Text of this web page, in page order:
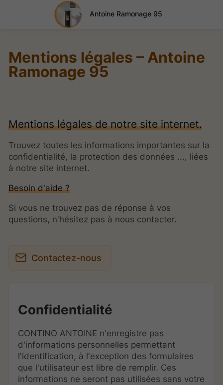
Antoine Ramonage 95
Mentions légales – Antoine
Ramonage 95
Mentions légales de notre site internet.
Trouvez toutes les informations importantes sur la
confidentialité, la protection des données ..., liées
à notre site internet.
Besoin d'aide ?
Si vous ne trouvez pas de réponse à vos
questions, n'hésitez pas à nous contacter.
Contactez-nous
Confidentialité
CONTINO ANTOINE n'enregistre pas
d'informations personnelles permettant
l'identification, à l'exception des formulaires
que l'utilisateur est libre de remplir. Ces
informations ne seront pas utilisées sans votre